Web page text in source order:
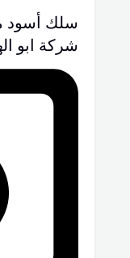
سلك أسود
شركة ابو